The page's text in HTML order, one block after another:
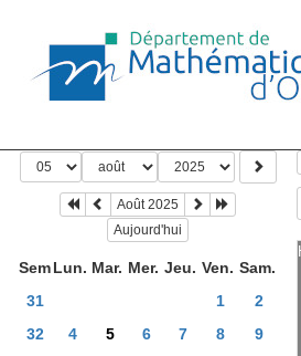
Août 2025
Aujourd'hui
SemLun. Mar. Mer. Jeu. Ven. Sam.
31
1
2
32
4 5 6 7 8
9